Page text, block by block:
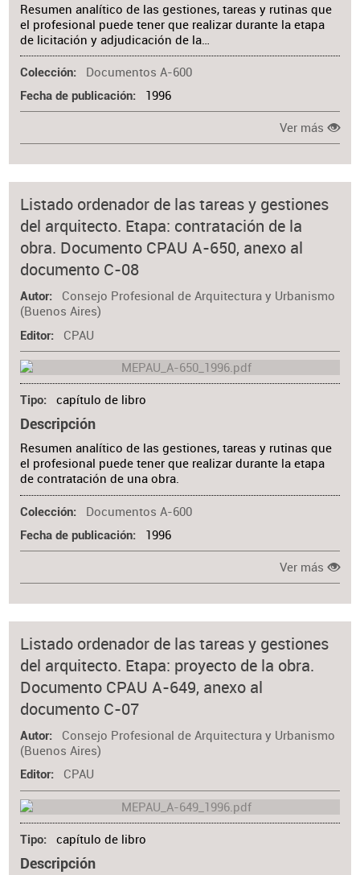
Resumen analítico de las gestiones, tareas y rutinas que
el profesional puede tener que realizar durante la etapa
de licitación y adjudicación de la…
Colección Documentos A-600
Fecha de publicación 1996
Ver más
Listado ordenador de las tareas y gestiones
del arquitecto. Etapa: contratación de la
obra. Documento CPAU A-650, anexo al
documento C-08
Autor
Consejo Profesional de Arquitectura y Urbanismo
(Buenos Aires)
Editor CPAU
Tipo capítulo de libro
Descripción
Resumen analítico de las gestiones, tareas y rutinas que
el profesional puede tener que realizar durante la etapa
de contratación de una obra.
Colección Documentos A-600
Fecha de publicación 1996
Ver más
Listado ordenador de las tareas y gestiones
del arquitecto. Etapa: proyecto de la obra.
Documento CPAU A-649, anexo al
documento C-07
Autor
Consejo Profesional de Arquitectura y Urbanismo
(Buenos Aires)
Editor CPAU
Tipo capítulo de libro
Descripción